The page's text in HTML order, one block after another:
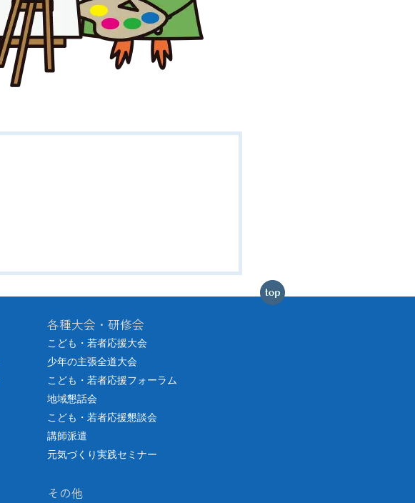
各種大会・研修会
こども・若者応援大会
少年の主張全道大会
こども・若者応援フォーラム
地域懇話会
こども・若者応援懇談会
講師派遣
元気づくり実践セミナー
その他